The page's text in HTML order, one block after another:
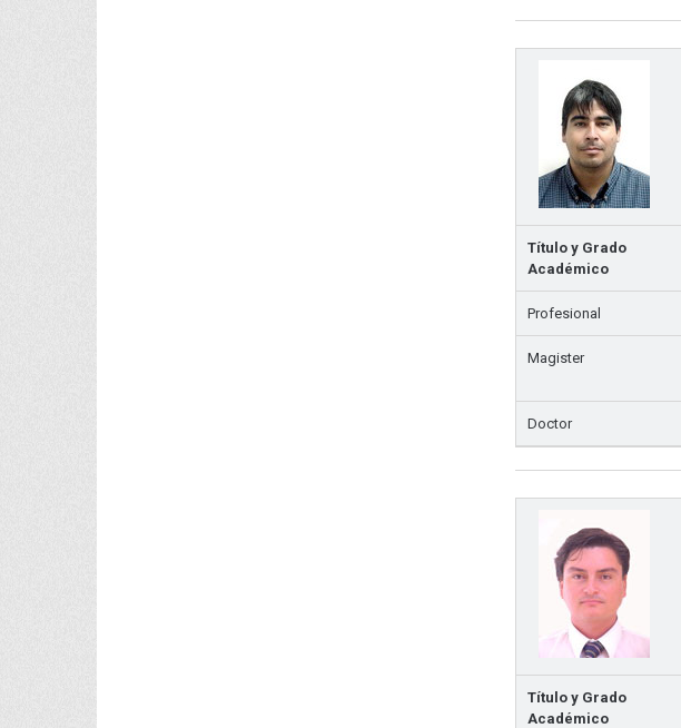
Título y Grado
Académico
Profesional
Magister
Doctor
Título y Grado
Académico